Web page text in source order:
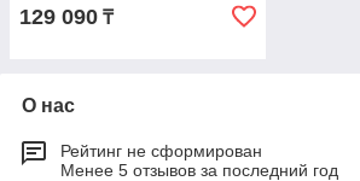
129 090 ₸
О нас
Рейтинг не сформирован
Менее 5 отзывов за последний год